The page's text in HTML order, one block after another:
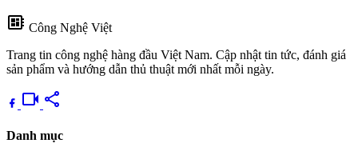
developer_board Công Nghệ Việt
Trang tin công nghệ hàng đầu Việt Nam. Cập nhật tin tức, đánh giá
sản phẩm và hướng dẫn thủ thuật mới nhất mỗi ngày.
videocam share
Danh mục